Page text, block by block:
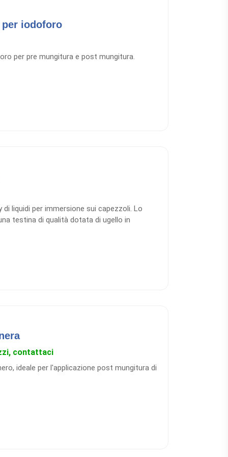
iodoforo
per pre mungitura e post mungitura.
di liquidi per immersione sui capezzoli. Lo
testina di qualità dotata di ugello in
che facilita la pulizia dei capezzoli e
senza caduta di pressione dopo una
contattaci
ideale per l'applicazione post mungitura di